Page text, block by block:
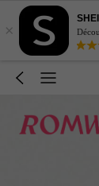
×